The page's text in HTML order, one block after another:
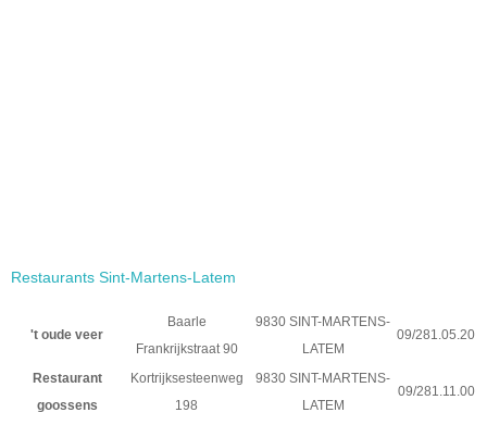
Restaurants Sint-Martens-Latem
't oude veer
Baarle
Frankrijkstraat 90
9830 SINT-MARTENS-
LATEM
09/281.05.20
Restaurant
goossens
Kortrijksesteenweg
198
9830 SINT-MARTENS-
LATEM
09/281.11.00